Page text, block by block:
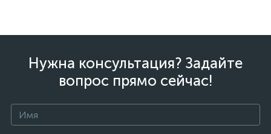
Нужна консультация? Задайте
вопрос прямо сейчас!